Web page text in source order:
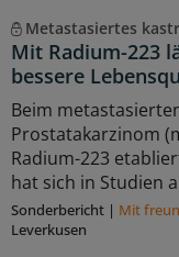
Metastasiertes
Mit Radium-223
bessere
Beim
Prostatakarzinom
Radium-223
hat sich in Studien
Sonderbericht | Mit
Leverkusen